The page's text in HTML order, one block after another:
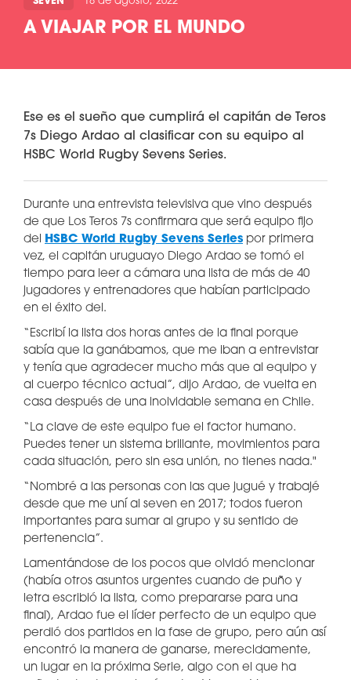
A VIAJAR POR EL MUNDO
Ese es el sueño que cumplirá el capitán de Teros
7s Diego Ardao al clasificar con su equipo al
HSBC World Rugby Sevens Series.
Durante una entrevista televisiva que vino después
de que Los Teros 7s confirmara que será equipo fijo
del HSBC World Rugby Sevens Series por primera
vez, el capitán uruguayo Diego Ardao se tomó el
tiempo para leer a cámara una lista de más de 40
jugadores y entrenadores que habían participado
en el éxito del.
“Escribí la lista dos horas antes de la final porque
sabía que la ganábamos, que me iban a entrevistar
y tenía que agradecer mucho más que al equipo y
al cuerpo técnico actual”, dijo Ardao, de vuelta en
casa después de una inolvidable semana en Chile.
“La clave de este equipo fue el factor humano.
Puedes tener un sistema brillante, movimientos para
cada situación, pero sin esa unión, no tienes nada."
“Nombré a las personas con las que jugué y trabajé
desde que me uní al seven en 2017; todos fueron
importantes para sumar al grupo y su sentido de
pertenencia”.
Lamentándose de los pocos que olvidó mencionar
(había otros asuntos urgentes cuando de puño y
letra escribió la lista, como prepararse para una
final), Ardao fue el líder perfecto de un equipo que
perdió dos partidos en la fase de grupo, pero aún así
encontró la manera de ganarse, merecidamente,
un lugar en la próxima Serie, algo con el que ha